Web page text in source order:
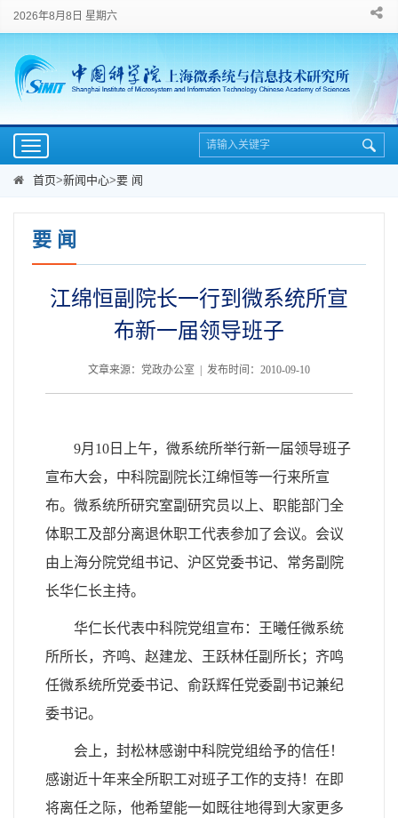
2026年8月8日 星期六
Toggle
navigation
首页>新闻中心>要 闻
要 闻
江绵恒副院长一行到微系统所宣
布新一届领导班子
文章来源：党政办公室 | 发布时间：2010-09-10
9月10日上午，微系统所举行新一届领导班子
宣布大会，中科院副院长江绵恒等一行来所宣
布。微系统所研究室副研究员以上、职能部门全
体职工及部分离退休职工代表参加了会议。会议
由上海分院党组书记、沪区党委书记、常务副院
长华仁长主持。
华仁长代表中科院党组宣布：王曦任微系统
所所长，齐鸣、赵建龙、王跃林任副所长；齐鸣
任微系统所党委书记、俞跃辉任党委副书记兼纪
委书记。
会上，封松林感谢中科院党组给予的信任！
感谢近十年来全所职工对班子工作的支持！在即
将离任之际，他希望能一如既往地得到大家更多